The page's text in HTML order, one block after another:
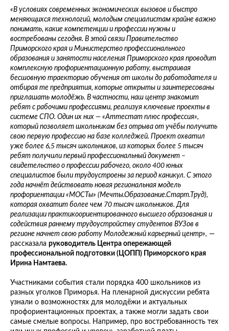
«В условиях современных экономических вызовов и быстро
меняющихся технологий, молодым специалистам крайне важно
понимать, какие компетенции и профессии нужны и
востребованы сегодня. В этой связи Правительство
Приморского края и Министерство профессионального
образования и занятости населения Приморского края проводит
комплексную профориентационную работу, выстраивая
бесшовную траекторию обучения от школы до работодателя и
отбирая те предприятия, которые открыты и заинтересованы
приглашать молодёжь. В частности, наш центр знакомит
ребят с рабочими профессиями, реализуя ключевые проекты в
системе СПО. Один их них — «Аттестат плюс профессия»,
который позволяет школьникам без отрыва от учёбы получить
свою первую профессию на базе колледжей. Проект охватил
уже более 6,5 тысяч школьников, из которых более 5 тысяч
ребят получили первый профессиональный документ –
свидетельство о профессии рабочего, около 400 юных
специалистов были трудоустроены за период каникул. С этого
года начнёт действовать новая региональная модель
профориентации «МОСТы» (Мечты.Образование.Старт.Труд),
которая охватит более чем 70 тысяч школьников. Для
реализации практикоориентированного высшего образования и
содействия раннему трудоустройству студентов ВУЗов в
регионе начнет свою работу Молодежный карьерный центр», —
рассказала руководитель Центра опережающей
профессиональной подготовки (ЦОПП) Приморского края
Ирина Намтаева.
Участниками события стали порядка 400 школьников из
разных уголков Приморья. На пленарной дискуссии ребята
узнали о возможностях для молодёжи и актуальных
профориентационных проектах, а также могли задать свои
самые смелые вопросы. Например, про востребованность тех